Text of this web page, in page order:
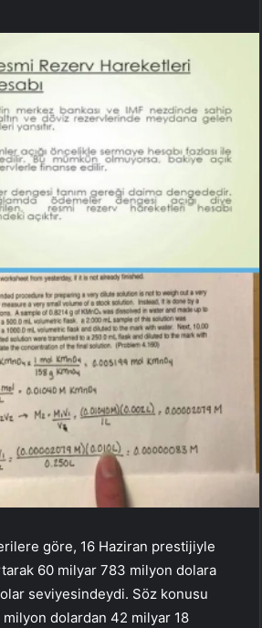
göre, 16 Haziran prestijiyle
60 milyar 783 milyon dolara
seviyesindeydi. Söz konusu
dolardan 42 milyar 18